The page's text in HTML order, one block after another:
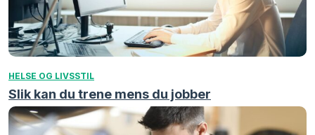
HELSE OG LIVSSTIL
Slik kan du trene mens du jobber